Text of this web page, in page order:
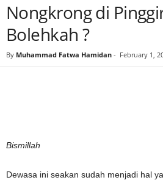
Nongkrong di
Bolehkah ?
By Muhammad Fatwa Hamidan - February 1,
Bismillah
Dewasa ini seakan sudah menjadi hal